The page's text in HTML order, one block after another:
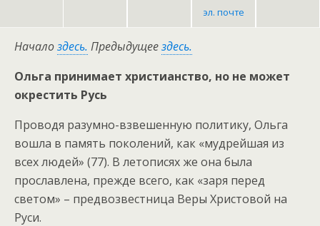
эл. почте
Началоздесь. Предыдущеездесь.
Ольга принимает христианство, но не может
окрестить Русь
Проводя разумно-взвешенную политику, Ольга
вошла в память поколений, как «мудрейшая из
всех людей» (77). В летописях же она была
прославлена, прежде всего, как «заря перед
светом» – предвозвестница Веры Христовой на
Руси.